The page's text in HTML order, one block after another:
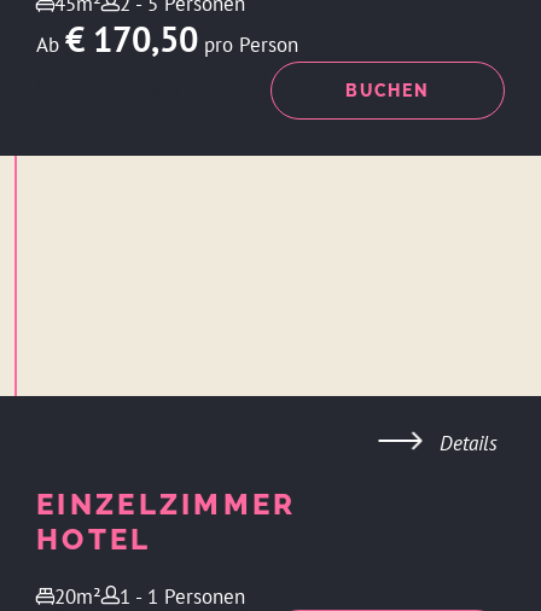
Ab € 170,50 pro Person
BUCHEN
EINZELZIMMER
HOTEL
20m² 1 - 1 Personen
Details